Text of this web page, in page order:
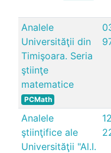
Analele
Universităţii din
Timişoara. Seria
ştiinţe
matematice
PCMath
Analele
ştiinţifice ale
Universităţii "Al.I.